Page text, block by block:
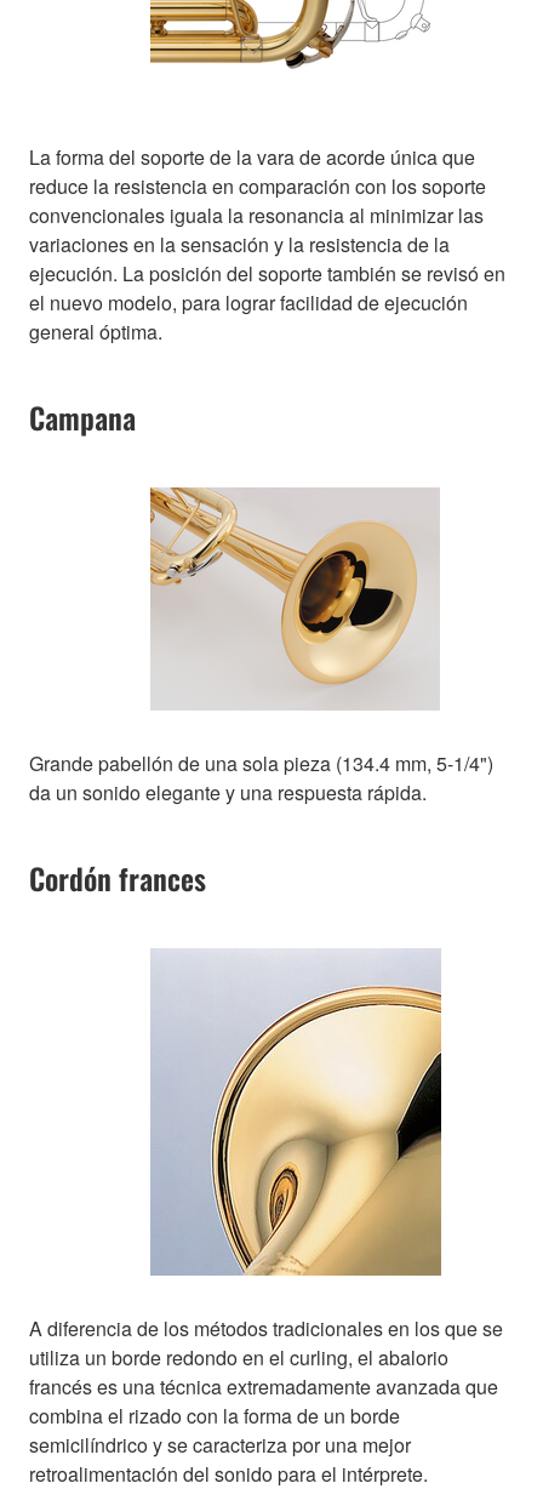
La forma del soporte de la vara de acorde única que
reduce la resistencia en comparación con los soporte
convencionales iguala la resonancia al minimizar las
variaciones en la sensación y la resistencia de la
ejecución. La posición del soporte también se revisó en
el nuevo modelo, para lograr facilidad de ejecución
general óptima.
Campana
Grande pabellón de una sola pieza (134.4 mm, 5-1/4")
da un sonido elegante y una respuesta rápida.
Cordón frances
A diferencia de los métodos tradicionales en los que se
utiliza un borde redondo en el curling, el abalorio
francés es una técnica extremadamente avanzada que
combina el rizado con la forma de un borde
semicilíndrico y se caracteriza por una mejor
retroalimentación del sonido para el intérprete.